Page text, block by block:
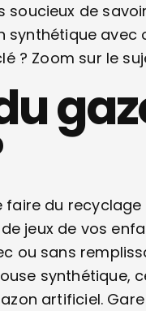
soucieux de
synthétique
? Zoom sur le
faire du
jeux de vos
ou sans
synthétique,
artificiel.